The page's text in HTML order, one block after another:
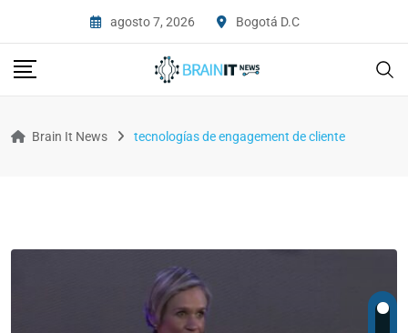
agosto 7, 2026 Bogotá D.C
Brain It News tecnologías de engagement de cliente